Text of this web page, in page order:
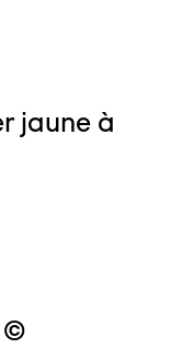
jaune à
©